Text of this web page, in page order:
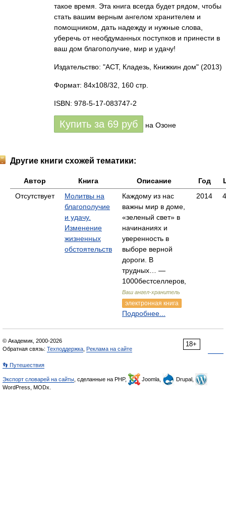
такое время. Эта книга всегда будет рядом, чтобы
стать вашим верным ангелом хранителем и
помощником, дать надежду и нужные слова,
уберечь от необдуманных поступков и принести в
ваш дом благополучие, мир и удачу!
Издательство: "АСТ, Кладезь, Книжкин дом" (2013)
Формат: 84x108/32, 160 стр.
ISBN: 978-5-17-083747-2
Купить за 69 руб на Озоне
Другие книги схожей тематики:
Автор Книга Описание Год
Отсутствует
Молитвы на
благополучие
и удачу.
Изменение
жизненных
обстоятельств
Каждому из нас
важны мир в доме,
«зеленый свет» в
начинаниях и
уверенность в
выборе верной
дороги. В
трудных… —
1000бестселлеров,
Ваш ангел-хранитель
электронная книга
Подробнее...
2014
18+
© Академик, 2000-2026
Обратная связь: Техподдержка Реклама на сайте
👣 Путешествия
Экспорт словарей на сайты , сделанные на PHP, Joomla,
Drupal,
WordPress, MODx.